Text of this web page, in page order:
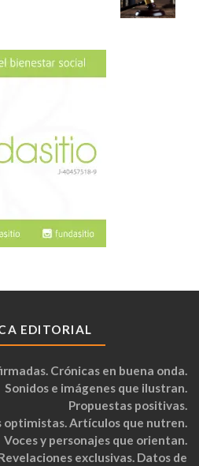
EDITORIAL
Crónicas en buena onda.
Sonidos e imágenes que ilustran.
Propuestas positivas.
optimistas. Artículos que nutren.
Voces y personajes que orientan.
exclusivas. Datos de